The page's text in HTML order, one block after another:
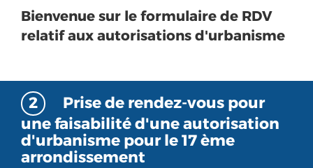
Bienvenue sur le formulaire de RDV
relatif aux autorisations d'urbanisme
2
Prise de rendez-vous pour
une faisabilité d'une autorisation
d'urbanisme pour le 17 ème
arrondissement